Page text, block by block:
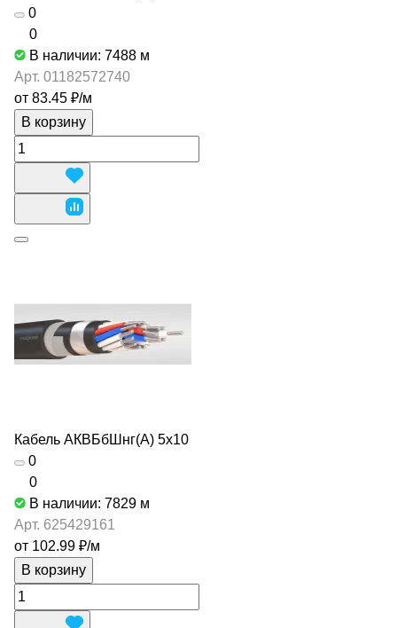
0
0
В наличии: 7488 м
Арт. 01182572740
от 83.45 ₽/м
В корзину
Кабель АКВБбШнг(А) 5х10
0
0
В наличии: 7829 м
Арт. 625429161
от 102.99 ₽/м
В корзину